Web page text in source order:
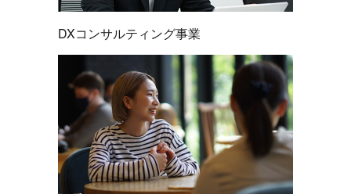
DXコンサルティング事業